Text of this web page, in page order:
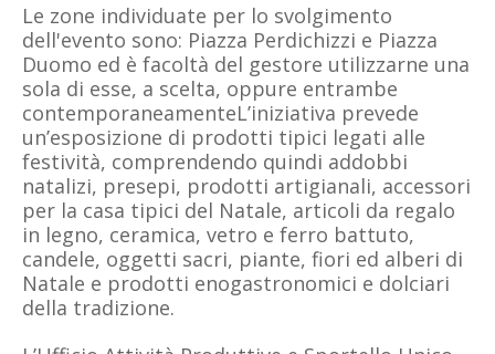
Le zone individuate per lo svolgimento
dell'evento sono: Piazza Perdichizzi e Piazza
Duomo ed è facoltà del gestore utilizzarne una
sola di esse, a scelta, oppure entrambe
contemporaneamenteL’iniziativa prevede
un’esposizione di prodotti tipici legati alle
festività, comprendendo quindi addobbi
natalizi, presepi, prodotti artigianali, accessori
per la casa tipici del Natale, articoli da regalo
in legno, ceramica, vetro e ferro battuto,
candele, oggetti sacri, piante, fiori ed alberi di
Natale e prodotti enogastronomici e dolciari
della tradizione.